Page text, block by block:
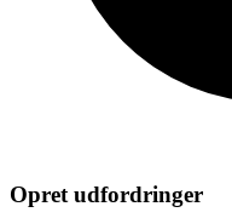
Opret udfordringer